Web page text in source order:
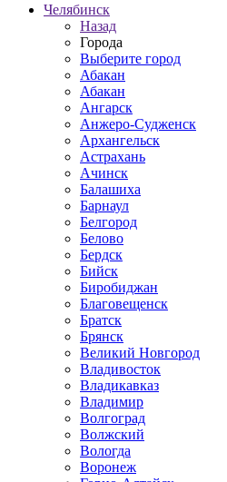
Челябинск
Назад
Города
Выберите город
Абакан
Абакан
Ангарск
Анжеро-Судженск
Архангельск
Астрахань
Ачинск
Балашиха
Барнаул
Белгород
Белово
Бердск
Бийск
Биробиджан
Благовещенск
Братск
Брянск
Великий Новгород
Владивосток
Владикавказ
Владимир
Волгоград
Волжский
Вологда
Воронеж